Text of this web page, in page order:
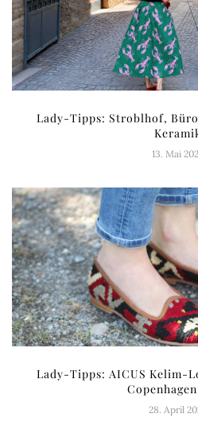
Lady-Tipps: Stroblhof,
13. Mai
Lady-Tipps: AICUS Kelim-
28. April